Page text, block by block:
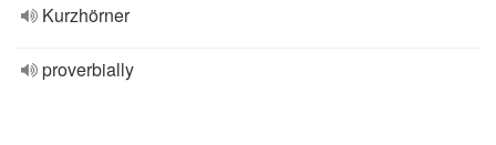
Kurzhörner
proverbially